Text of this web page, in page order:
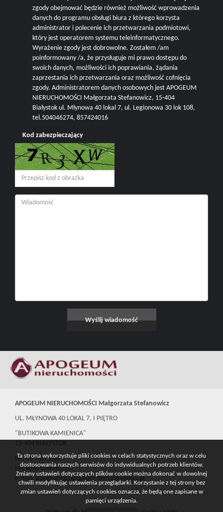
zgody obejmować będzie również możliwość wprowadzenia
danych do programu obsługi biura z którego korzysta
administrator i polecenie ich przetwarzania podmiotowi,
który jest operatorem systemu teleinformatycznego.
Wyrażenie zgody jest dobrowolne. Zostałem /am
poinformowany /a, że przysługuje mi prawo dostępu do
swoich danych, możliwości ich poprawiania, żądania
zaprzestania ich przetwarzania oraz możliwość cofnięcia
zgody. Administratorem danych osobowych jest APOGEUM
NIERUCHOMOŚCI Małgorzata Stefanowicz, 15-404
Białystok ul. Młynowa 40 lokal 7, ul. Legionowa 30 lok 108,
tel.504046274, 857424016
Kod zabezpieczający
APOGEUM NIERUCHOMOŚCI Małgorzata Stefanowicz
UL. MŁYNOWA 40 LOKAL 7, I PIĘTRO
"BUTIKOWA KAMIENICA"
15-404 BIAŁYSTOK
tel. 85 7424016
tel. kom.504046274
e-mail: apogeum@apogeum-nieruchomosci.pl
Ta strona wykorzystuje pliki cookies w celach statystycznych oraz w celu
dostosowania naszych serwisów do indywidualnych potrzeb klientów.
Zmiany ustawień dotyczących plików cookie można dokonać w dowolnej
chwili modyfikując ustawienia przeglądarki. Korzystanie z tej strony bez
zmian ustawień dotyczących cookies oznacza, że będą one zapisane w
pamięci urządzenia.